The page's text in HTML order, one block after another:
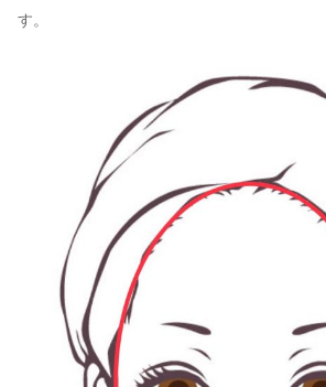
す。